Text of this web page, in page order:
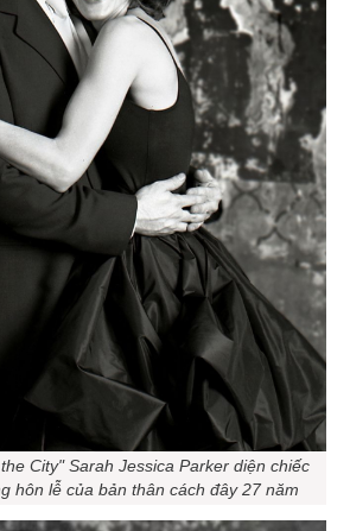
City" Sarah Jessica Parker diện chiếc
hôn lễ của bản thân cách đây 27 năm